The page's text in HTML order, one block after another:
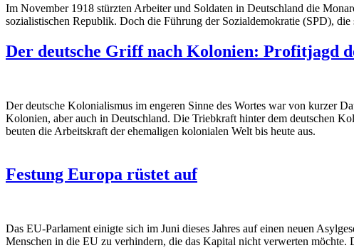
Im November 1918 stürzten Arbeiter und Soldaten in Deutschland die
sozialistischen Republik. Doch die Führung der Sozialdemokratie (SPD),
Der deutsche Griff nach Kolonien: Profitjagd
Der deutsche Kolonialismus im engeren Sinne des Wortes war von kurzer
Kolonien, aber auch in Deutschland. Die Triebkraft hinter dem deutschen
beuten die Arbeitskraft der ehemaligen kolonialen Welt bis heute aus.
Festung Europa rüstet auf
Das EU-Parlament einigte sich im Juni dieses Jahres auf einen neuen
Menschen in die EU zu verhindern, die das Kapital nicht verwerten möchte.